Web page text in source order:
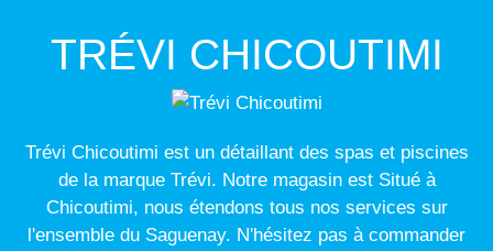
TRÉVI CHICOUTIMI
Trévi Chicoutimi est un détaillant des spas et piscines
de la marque Trévi. Notre magasin est Situé à
Chicoutimi, nous étendons tous nos services sur
l'ensemble du Saguenay. N'hésitez pas à commander